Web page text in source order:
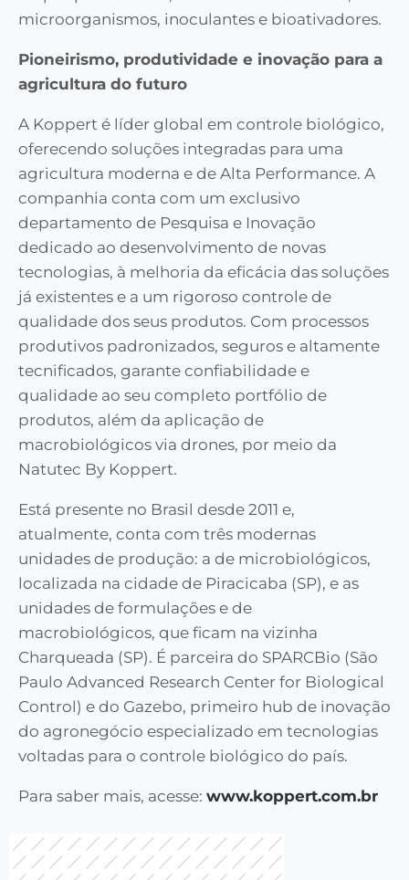
microorganismos, inoculantes e bioativadores.
Pioneirismo, produtividade e inovação para a
agricultura do futuro
A Koppert é líder global em controle biológico,
oferecendo soluções integradas para uma
agricultura moderna e de Alta Performance. A
companhia conta com um exclusivo
departamento de Pesquisa e Inovação
dedicado ao desenvolvimento de novas
tecnologias, à melhoria da eficácia das soluções
já existentes e a um rigoroso controle de
qualidade dos seus produtos. Com processos
produtivos padronizados, seguros e altamente
tecnificados, garante confiabilidade e
qualidade ao seu completo portfólio de
produtos, além da aplicação de
macrobiológicos via drones, por meio da
Natutec By Koppert.
Está presente no Brasil desde 2011 e,
atualmente, conta com três modernas
unidades de produção: a de microbiológicos,
localizada na cidade de Piracicaba (SP), e as
unidades de formulações e de
macrobiológicos, que ficam na vizinha
Charqueada (SP). É parceira do SPARCBio (São
Paulo Advanced Research Center for Biological
Control) e do Gazebo, primeiro hub de inovação
do agronegócio especializado em tecnologias
voltadas para o controle biológico do país.
Para saber mais, acesse: www.koppert.com.br